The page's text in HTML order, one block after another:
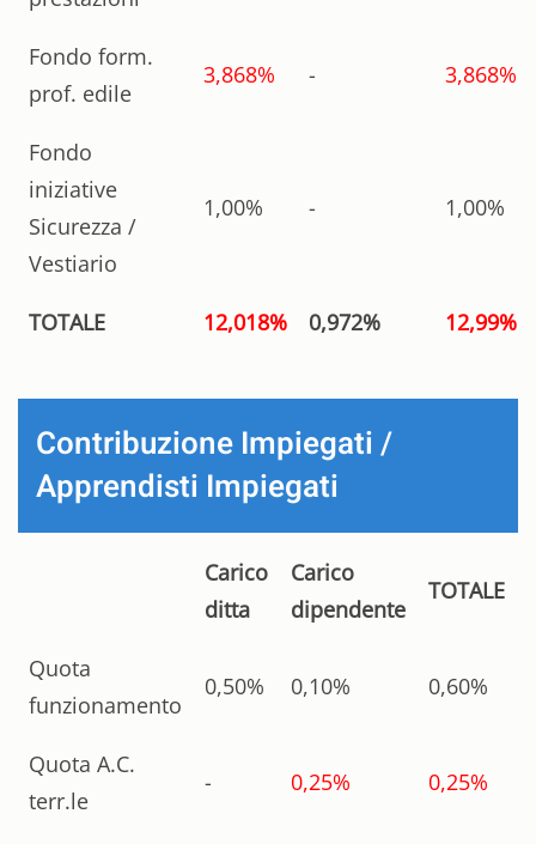
Fondo form.
prof. edile
3,868% - 3,868%
Fondo
iniziative
Sicurezza /
Vestiario
1,00% - 1,00%
TOTALE 12,018% 0,972% 12,99%
Contribuzione Impiegati /
Apprendisti Impiegati
Carico
ditta
Carico
dipendente
TOTALE
Quota
funzionamento
0,50% 0,10% 0,60%
Quota A.C.
terr.le
- 0,25% 0,25%